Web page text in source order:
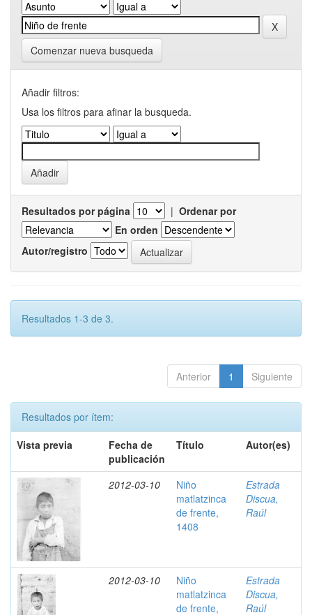
Comenzar nueva busqueda
Añadir filtros:
Usa los filtros para afinar la busqueda.
Resultados por página | Ordenar por
En orden
Autor/registro
Resultados 1-3 de 3.
Anterior 1 Siguiente
Resultados por ítem:
Vista previa
Fecha de
publicación
Título Autor(es)
2012-03-10
Niño
matlatzinca
de frente,
1408
Estrada
Discua,
Raúl
2012-03-10
Niño
matlatzinca
de frente,
Estrada
Discua,
Raúl